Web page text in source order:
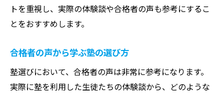
トを重視し、実際の体験談や合格者の声も参考にするこ
とをおすすめします。
合格者の声から学ぶ塾の選び方
塾選びにおいて、合格者の声は非常に参考になります。
実際に塾を利用した生徒たちの体験談から、どのような